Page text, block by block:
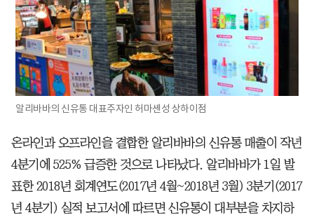
알리바바의 신유통 대표주자인 허마셴성 상하이점
온라인과 오프라인을 결합한 알리바바의 신유통 매출이 작년
4분기에 525% 급증한 것으로 나타났다. 알리바바가 1일 발
표한 2018년 회계연도(2017년 4월~2018년 3월) 3분기(2017
년 4분기) 실적 보고서에 따르면 신유통이 대부분을 차지하